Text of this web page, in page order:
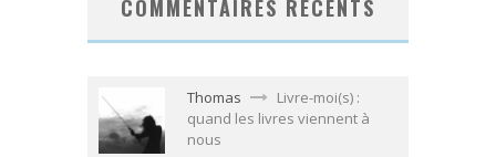
COMMENTAIRES RÉCENTS
Thomas
Livre-moi(s) :
quand les livres viennent à
nous